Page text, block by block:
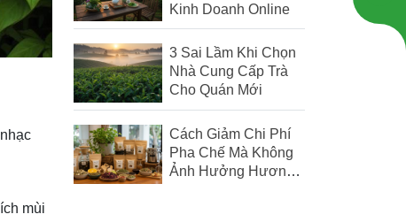
mùi
Kinh Doanh Online
3 Sai Lầm Khi Chọn
Nhà Cung Cấp Trà
Cho Quán Mới
Cách Giảm Chi Phí
Pha Chế Mà Không
Ảnh Hưởng Hương